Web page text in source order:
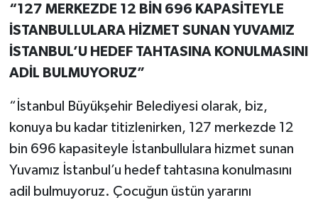
“127 MERKEZDE 12 BİN 696 KAPASİTEYLE
İSTANBULLULARA HİZMET SUNAN YUVAMIZ
İSTANBUL’U HEDEF TAHTASINA KONULMASINI
ADİL BULMUYORUZ”
“İstanbul Büyükşehir Belediyesi olarak, biz,
konuya bu kadar titizlenirken, 127 merkezde 12
bin 696 kapasiteyle İstanbullulara hizmet sunan
Yuvamız İstanbul’u hedef tahtasına konulmasını
adil bulmuyoruz. Çocuğun üstün yararını